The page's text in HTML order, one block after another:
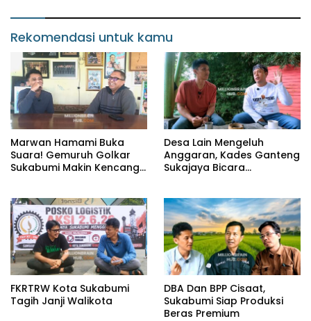
Rekomendasi untuk kamu
Marwan Hamami Buka
Suara! Gemuruh Golkar
Sukabumi Makin Kencang,
Desa Lain Mengeluh
Anggaran, Kades Ganteng
Sukajaya Bicara
FKRTRW Kota Sukabumi
Tagih Janji Walikota
DBA Dan BPP Cisaat,
Sukabumi Siap Produksi
Beras Premium